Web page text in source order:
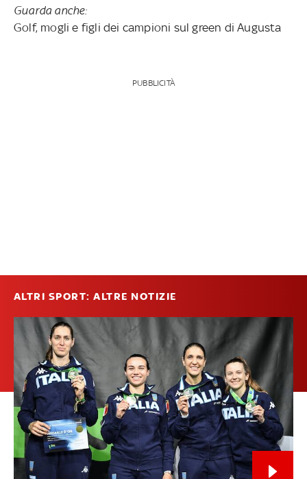
Guarda anche:
Golf, mogli e figli dei campioni sul green di Augusta
PUBBLICITÀ
ALTRI SPORT: ALTRE NOTIZIE